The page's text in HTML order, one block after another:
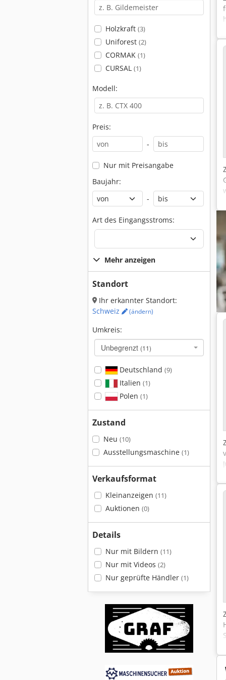
Holzkraft (3)
Uniforest (2)
CORMAK (1)
CURSAL (1)
Modell:
Preis:
-
Nur mit Preisangabe
Baujahr:
-
Art des Eingangsstroms:
Mehr anzeigen
Standort
Ihr erkannter Standort:
Schweiz
(ändern)
Umkreis:
Unbegrenzt (11)
Deutschland (9)
Italien (1)
Polen (1)
Zustand
Neu (10)
Ausstellungsmaschine (1)
Verkaufsformat
Kleinanzeigen (11)
Auktionen (0)
Details
Nur mit Bildern (11)
Nur mit Videos (2)
Nur geprüfte Händler (1)